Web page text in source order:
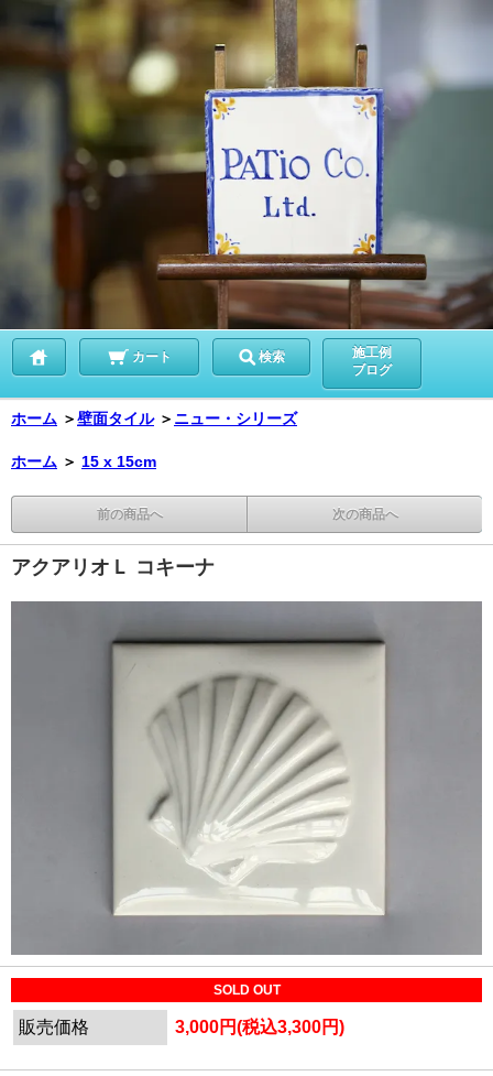
カート 検索
施工例
ブログ
ホーム ＞壁面タイル ＞ ニュー・シリーズ
ホーム ＞ 15 x 15cm
前の商品へ 次の商品へ
アクアリオＬ コキーナ
SOLD OUT
販売価格 3,000円(税込3,300円)